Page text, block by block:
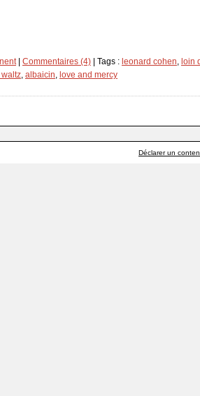
| Commentaires (4) | Tags : leonard cohen, loin
, albaicin, love and mercy
Déclarer un